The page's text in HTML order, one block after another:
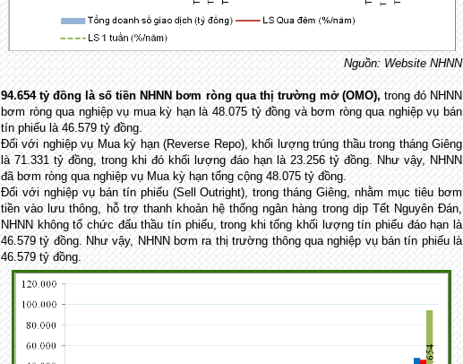
Nguồn: Website NHNN
94.654 tỷ đồng là số tiền NHNN bơm ròng qua thị trường mở (OMO),trong đó NHNN
bơm ròng qua nghiệp vụ mua kỳ hạn là 48.075 tỷ đồng và bơm ròng qua nghiệp vụ bán
tín phiếu là 46.579 tỷ đồng.
Đối với nghiệp vụ Mua kỳ hạn (Reverse Repo), khối lượng trúng thầu trong tháng Giêng
là 71.331 tỷ đồng, trong khi đó khối lượng đáo hạn là 23.256 tỷ đồng. Như vậy, NHNN
đã bơm ròng qua nghiệp vụ Mua kỳ hạn tổng cộng 48.075 tỷ đồng.
Đối với nghiệp vụ bán tín phiếu (Sell Outright), trong tháng Giêng, nhằm mục tiêu bơm
tiền vào lưu thông, hỗ trợ thanh khoản hệ thống ngân hàng trong dịp Tết Nguyên Đán,
NHNN không tổ chức đấu thầu tín phiếu, trong khi tổng khối lượng tín phiếu đáo hạn là
46.579 tỷ đồng. Như vậy, NHNN bơm ra thị trường thông qua nghiệp vụ bán tín phiếu là
46.579 tỷ đồng.